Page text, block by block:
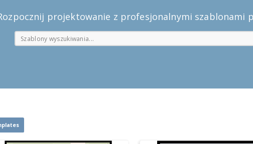
projektowanie z profesjonalnymi szablonami